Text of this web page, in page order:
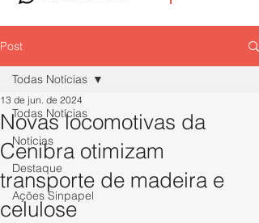
Post
Todas Notícias
Notícias
Destaque
Ações Sinpapel
Todas Notícias
Novas locomotivas da
Cenibra otimizam
transporte de madeira e
celulose
13 de jun. de 2024